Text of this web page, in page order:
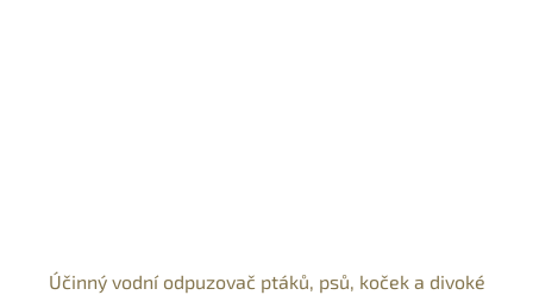
Účinný vodní odpuzovač ptáků, psů, koček a divoké